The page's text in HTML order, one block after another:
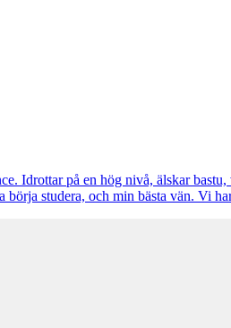
Idrottar på en hög nivå, älskar
börja studera, och min bästa vän. Vi